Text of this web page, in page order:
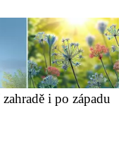
i po západu